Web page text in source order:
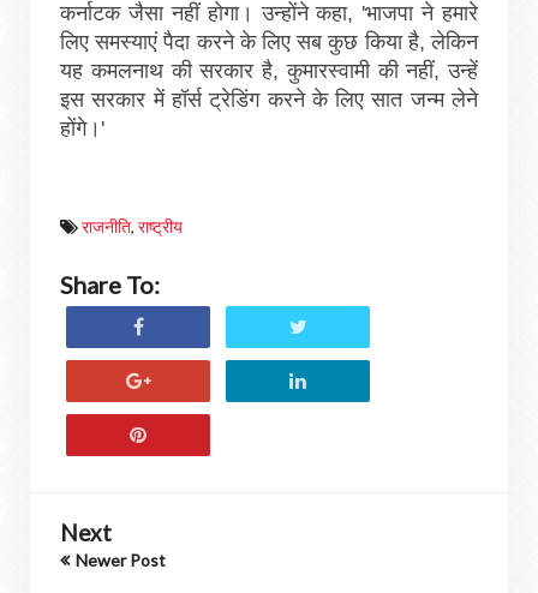
कर्नाटक जैसा नहीं होगा। उन्होंने कहा, 'भाजपा ने हमारे
लिए समस्याएं पैदा करने के लिए सब कुछ किया है, लेकिन
यह कमलनाथ की सरकार है, कुमारस्वामी की नहीं, उन्हें
इस सरकार में हॉर्स ट्रेडिंग करने के लिए सात जन्म लेने
होंगे।'
राजनीति, राष्ट्रीय
Share To:
Next
Newer Post